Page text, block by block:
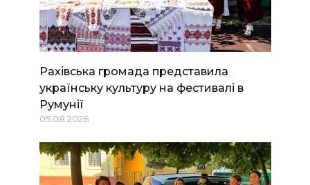
Рахівська громада представила
українську культуру на фестивалі в
Румунії
05.08.2026